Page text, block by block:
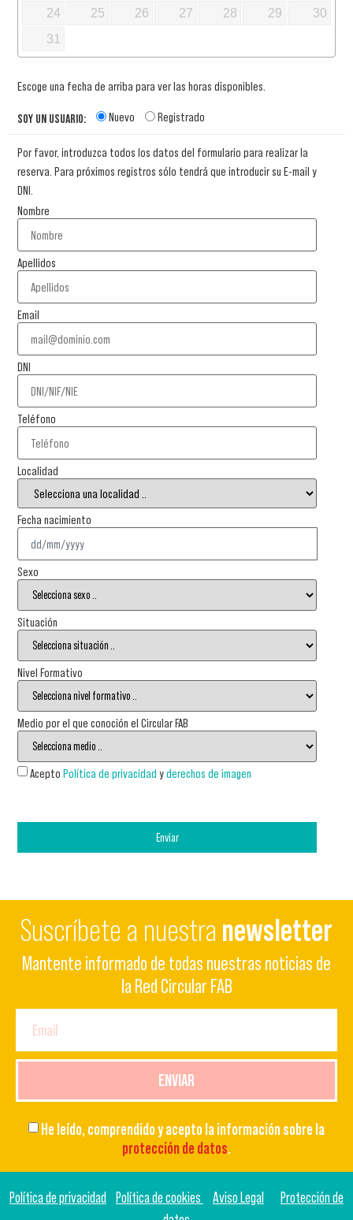
24
25 26 27 28 29
30
31
Escoge una fecha de arriba para ver las horas disponibles.
SOY UN USUARIO: Nuevo Registrado
Por favor, introduzca todos los datos del formulario para realizar la
reserva. Para próximos registros sólo tendrá que introducir su E-mail y
DNI.
Nombre
Apellidos
Email
DNI
Teléfono
Localidad
Fecha nacimiento
Sexo
Situación
Nivel Formativo
Medio por el que conoción el Circular FAB
Acepto Política de privacidad yderechos de imagen
Enviar
Suscríbete a nuestra newsletter
Mantente informado de todas nuestras noticias de
la Red Circular FAB
He leído, comprendido y acepto la información sobre la
protección de datos.
ENVIAR
Política de privacidad Política de cookies Aviso Legal
Protección de